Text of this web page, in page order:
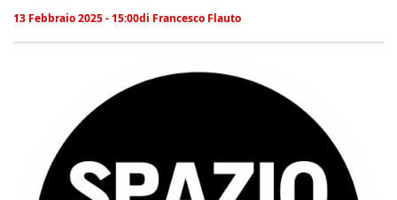
13 Febbraio 2025 - 15:00di Francesco Flauto